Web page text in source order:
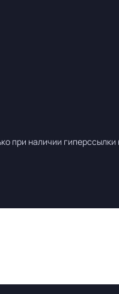
при наличии